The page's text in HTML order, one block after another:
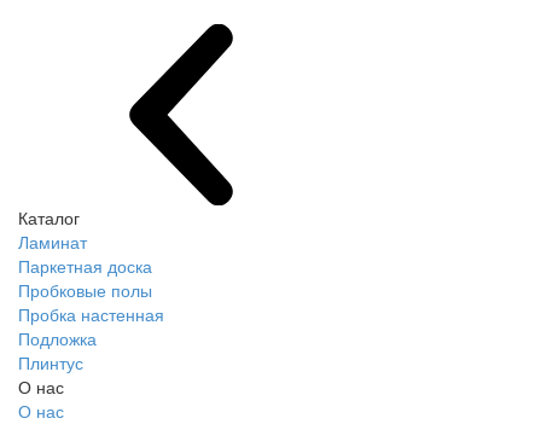
Каталог
Ламинат
Паркетная доска
Пробковые полы
Пробка настенная
Подложка
Плинтус
О нас
О нас